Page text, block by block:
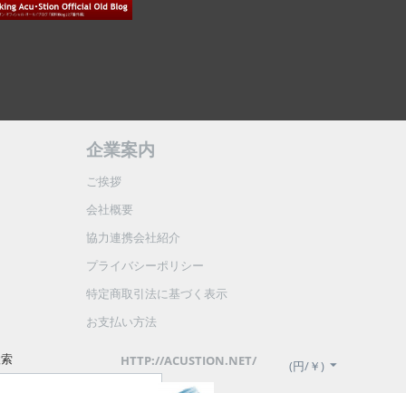
企業案内
ご挨拶
会社概要
協力連携会社紹介
プライバシーポリシー
特定商取引法に基づく表示
お支払い方法
HTTP://ACUSTION.NET/ (円/￥)